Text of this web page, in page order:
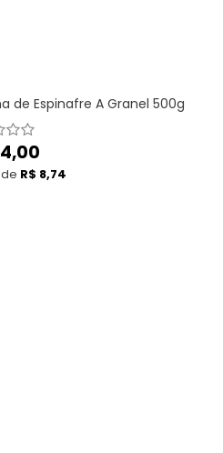
de Espinafre A Granel 500g
de R$ 8,74